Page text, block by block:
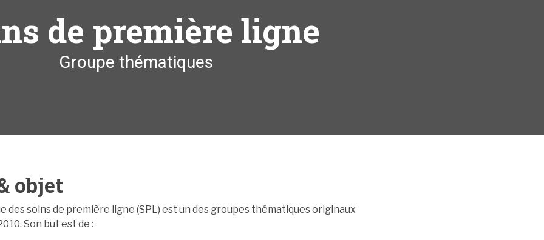
pour fermer
de première ligne
Groupe thématiques
objet
des soins de première ligne (SPL) est un des groupes thématiques originaux
Son but est de :